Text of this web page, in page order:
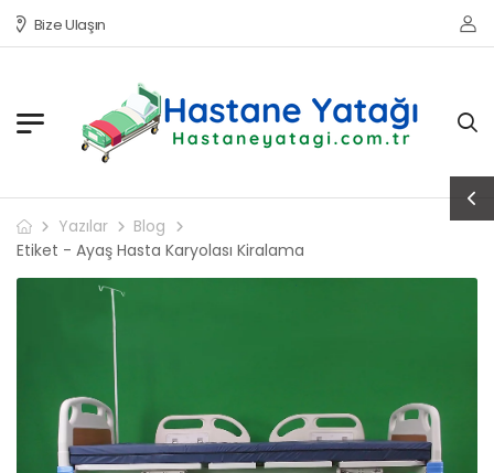
Bize Ulaşın
Yazılar
Blog
Etiket - Ayaş Hasta Karyolası Kiralama